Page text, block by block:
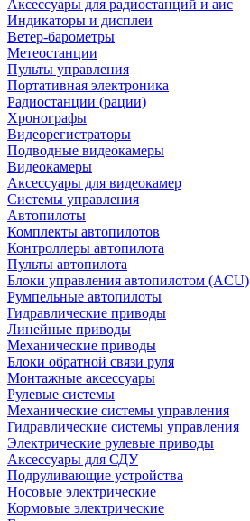
Аксессуары для радиостанций и аис
Индикаторы и дисплеи
Ветер-барометры
Метеостанции
Пульты управления
Портативная электроника
Радиостанции (рации)
Хронографы
Видеорегистраторы
Подводные видеокамеры
Видеокамеры
Аксессуары для видеокамер
Системы управления
Автопилоты
Комплекты автопилотов
Контроллеры автопилота
Пульты автопилота
Блоки управления автопилотом (ACU)
Румпельные автопилоты
Гидравлические приводы
Линейные приводы
Механические приводы
Блоки обратной связи руля
Монтажные аксессуары
Рулевые системы
Механические системы управления
Гидравлические системы управления
Электрические рулевые приводы
Аксессуары для СДУ
Подруливающие устройства
Носовые электрические
Кормовые электрические